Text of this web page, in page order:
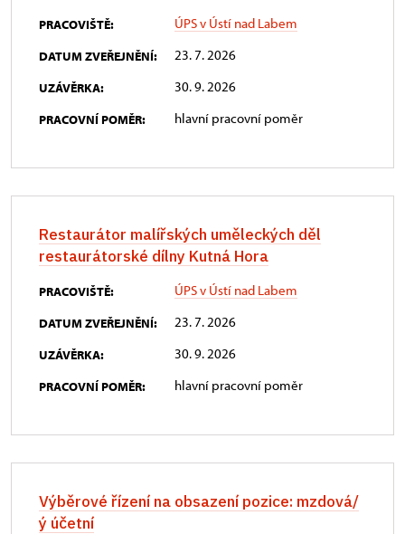
PRACOVIŠTĚ: ÚPS v Ústí nad Labem
DATUM ZVEŘEJNĚNÍ: 23. 7. 2026
UZÁVĚRKA: 30. 9. 2026
PRACOVNÍ POMĚR: hlavní pracovní poměr
Restaurátor malířských uměleckých děl
restaurátorské dílny Kutná Hora
PRACOVIŠTĚ: ÚPS v Ústí nad Labem
DATUM ZVEŘEJNĚNÍ: 23. 7. 2026
UZÁVĚRKA: 30. 9. 2026
PRACOVNÍ POMĚR: hlavní pracovní poměr
Výběrové řízení na obsazení pozice: mzdová/
ý účetní